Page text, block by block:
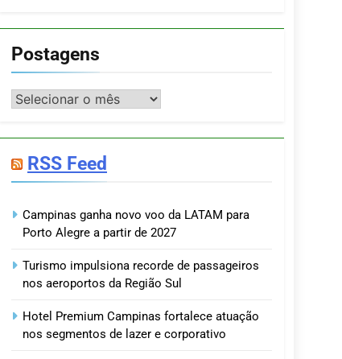
Postagens
Postagens
RSS Feed
Campinas ganha novo voo da LATAM para
Porto Alegre a partir de 2027
Turismo impulsiona recorde de passageiros
nos aeroportos da Região Sul
Hotel Premium Campinas fortalece atuação
nos segmentos de lazer e corporativo